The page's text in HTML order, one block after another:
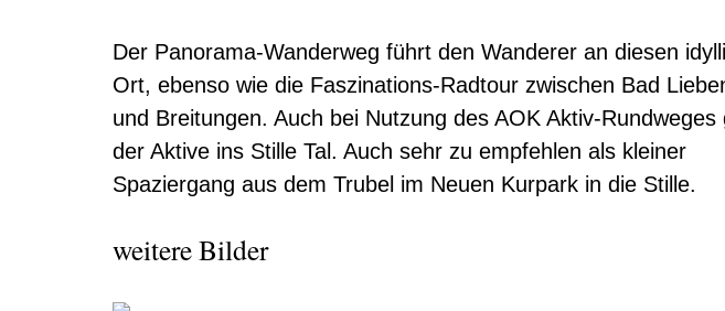
Der Panorama-Wanderweg führt den Wanderer an diesen
Ort, ebenso wie die Faszinations-Radtour zwischen Bad
und Breitungen. Auch bei Nutzung des AOK Aktiv-Rundweges
der Aktive ins Stille Tal. Auch sehr zu empfehlen als kleiner
Spaziergang aus dem Trubel im Neuen Kurpark in die Stille.
weitere Bilder